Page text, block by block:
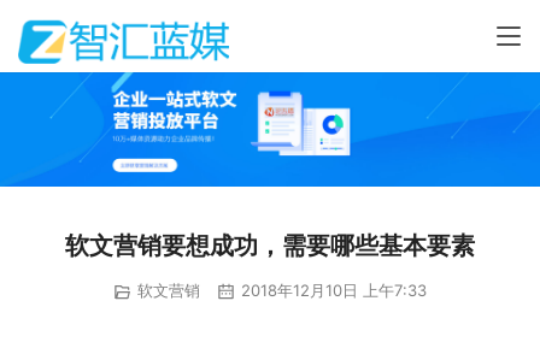
软文营销要想成功，需要哪些基本要素
软文营销 2018年12月10日 上午7:33